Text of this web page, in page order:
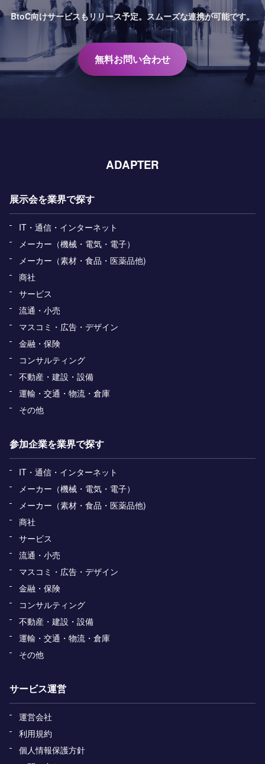
BtoC向けサービスもリリース予定。 スムーズな連携が可能です。
無料お問い合わせ
ADAPTER
展示会を業界で探す
IT・通信・インターネット
メーカー（機械・電気・電子）
メーカー（素材・食品・医薬品他)
商社
サービス
流通・小売
マスコミ・広告・デザイン
金融・保険
コンサルティング
不動産・建設・設備
運輸・交通・物流・倉庫
その他
参加企業を業界で探す
IT・通信・インターネット
メーカー（機械・電気・電子）
メーカー（素材・食品・医薬品他)
商社
サービス
流通・小売
マスコミ・広告・デザイン
金融・保険
コンサルティング
不動産・建設・設備
運輸・交通・物流・倉庫
その他
サービス運営
運営会社
利用規約
個人情報保護方針